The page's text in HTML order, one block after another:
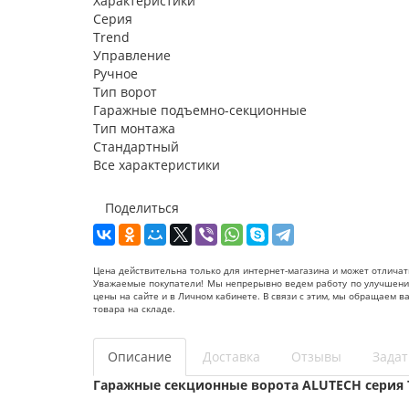
Серия
Trend
Управление
Ручное
Тип ворот
Гаражные подъемно-секционные
Тип монтажа
Стандартный
Все характеристики
Поделиться
Цена действительна только для интернет-магазина и может
Уважаемые покупатели! Мы непрерывно ведем работу по
цены на сайте и в Личном кабинете. В связи с этим, мы обращаем
товара на складе.
Описание Доставка Отзывы
Гаражные секционные ворота ALUTECH